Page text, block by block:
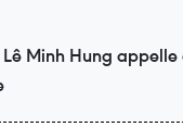
Lê Minh Hung